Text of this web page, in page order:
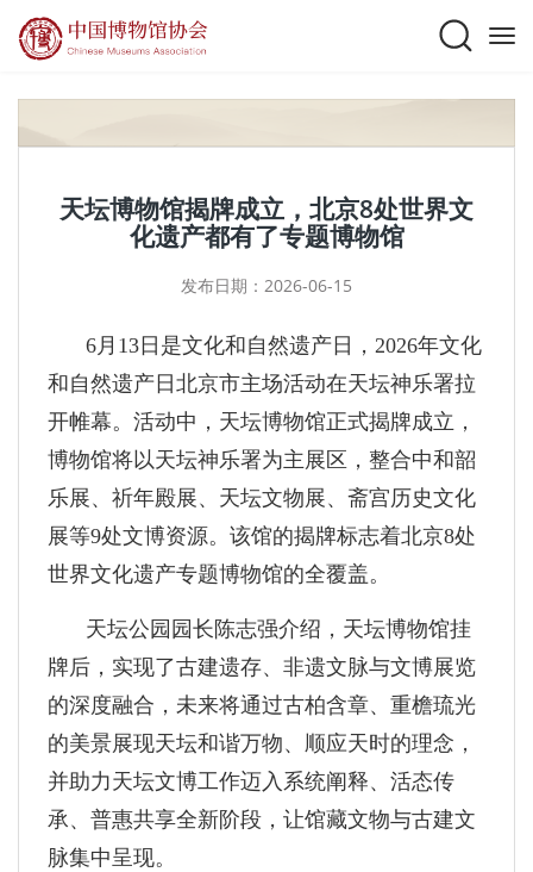
天坛博物馆揭牌成立，北京8处世界文
化遗产都有了专题博物馆
发布日期：2026-06-15
6月13日是文化和自然遗产日，2026年文化
和自然遗产日北京市主场活动在天坛神乐署拉
开帷幕。活动中，天坛博物馆正式揭牌成立，
博物馆将以天坛神乐署为主展区，整合中和韶
乐展、祈年殿展、天坛文物展、斋宫历史文化
展等9处文博资源。该馆的揭牌标志着北京8处
世界文化遗产专题博物馆的全覆盖。
天坛公园园长陈志强介绍，天坛博物馆挂
牌后，实现了古建遗存、非遗文脉与文博展览
的深度融合，未来将通过古柏含章、重檐琉光
的美景展现天坛和谐万物、顺应天时的理念，
并助力天坛文博工作迈入系统阐释、活态传
承、普惠共享全新阶段，让馆藏文物与古建文
脉集中呈现。